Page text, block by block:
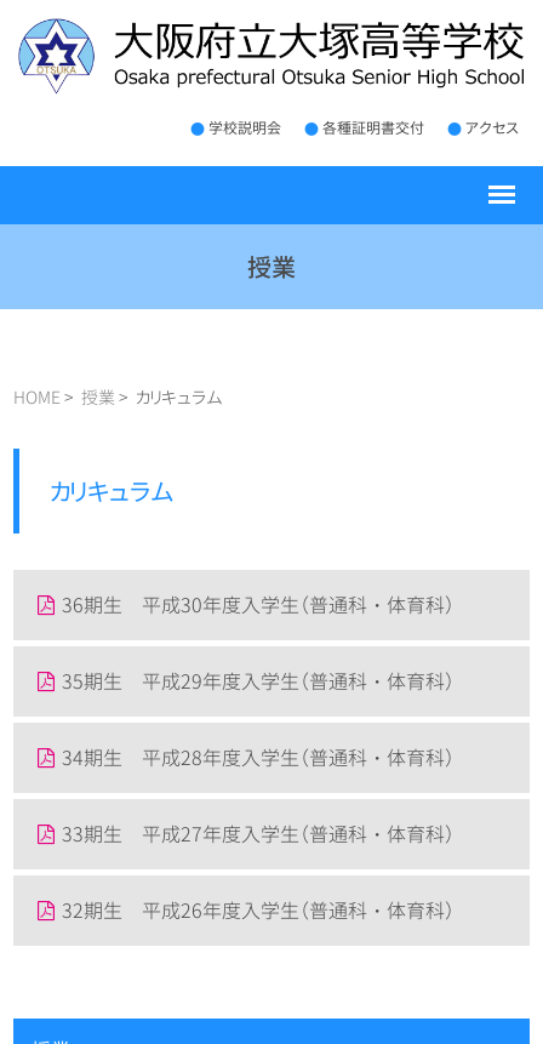
学校説明会 各種証明書交付 アクセス
授業
HOME 授業 カリキュラム
カリキュラム
36期生 平成30年度入学生（普通科・体育科）
35期生 平成29年度入学生（普通科・体育科）
34期生 平成28年度入学生（普通科・体育科）
33期生 平成27年度入学生（普通科・体育科）
32期生 平成26年度入学生（普通科・体育科）